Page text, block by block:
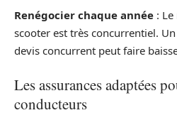
Renégocier chaque année : Le
scooter est très concurrentiel.
devis concurrent peut faire
Les assurances adaptées
conducteurs